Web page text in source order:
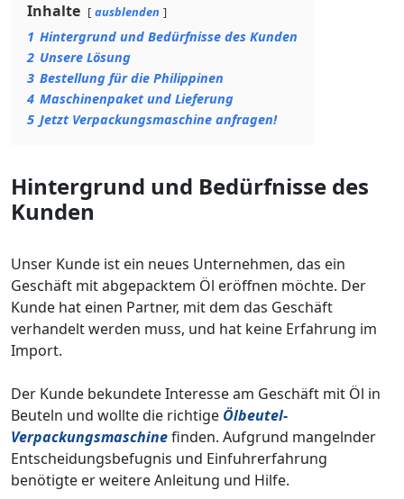
Inhalte ausblenden
1 Hintergrund und Bedürfnisse des Kunden
2 Unsere Lösung
3 Bestellung für die Philippinen
4 Maschinenpaket und Lieferung
5 Jetzt Verpackungsmaschine anfragen!
Hintergrund und Bedürfnisse des
Kunden
Unser Kunde ist ein neues Unternehmen, das ein
Geschäft mit abgepacktem Öl eröffnen möchte. Der
Kunde hat einen Partner, mit dem das Geschäft
verhandelt werden muss, und hat keine Erfahrung im
Import.
Der Kunde bekundete Interesse am Geschäft mit Öl in
Beuteln und wollte die richtige Ölbeutel-
Verpackungsmaschinefinden. Aufgrund mangelnder
Entscheidungsbefugnis und Einfuhrerfahrung
benötigte er weitere Anleitung und Hilfe.